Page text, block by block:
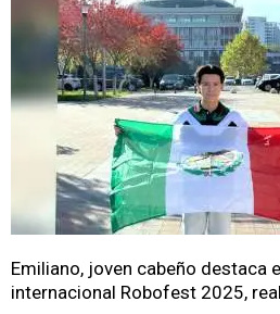
Emiliano, joven cabeño destaca
internacional Robofest 2025,